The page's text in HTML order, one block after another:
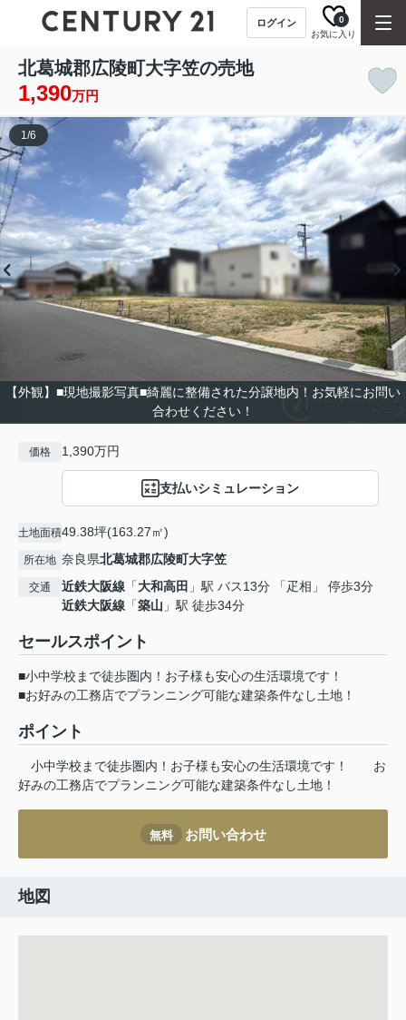
ログイン
お気に入り
0
北葛城郡広陵町大字笠の売地
1,390万円
【外観】■現地撮影写真■綺麗に整備された分譲地内！お気軽にお問い
合わせください！
1/6
価格 1,390万円
支払いシミュレーション
土地面積49.38坪(163.27㎡)
所在地 奈良県北葛城郡広陵町大字笠
交通 近鉄大阪線 「大和高田 」駅 バス13分 「疋相」 停歩3分
近鉄大阪線 「築山 」駅 徒歩34分
セールスポイント
■小中学校まで徒歩圏内！お子様も安心の生活環境です！
■お好みの工務店でプランニング可能な建築条件なし土地！
ポイント
小中学校まで徒歩圏内！お子様も安心の生活環境です！
お
好みの工務店でプランニング可能な建築条件なし土地！
無料 お問い合わせ
地図